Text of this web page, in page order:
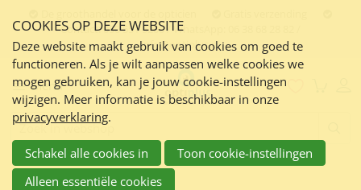
links
over
Spring
naar
de
inhoud
Spring
naar
navigatie
Contact:050 551 5200 / WhatsApp: 06 38 68 28 82 /
info@optiplus.nl
Menu
Zoeken:
COOKIES OP DEZE WEBSITE
Deze website maakt gebruik van cookies om goed te
functioneren. Als je wilt aanpassen welke cookies we
mogen gebruiken, kan je jouw cookie-instellingen
wijzigen. Meer informatie is beschikbaar in onze
privacyverklaring.
Schakel alle cookies in
Toon cookie-instellingen
Alleen essentiële cookies